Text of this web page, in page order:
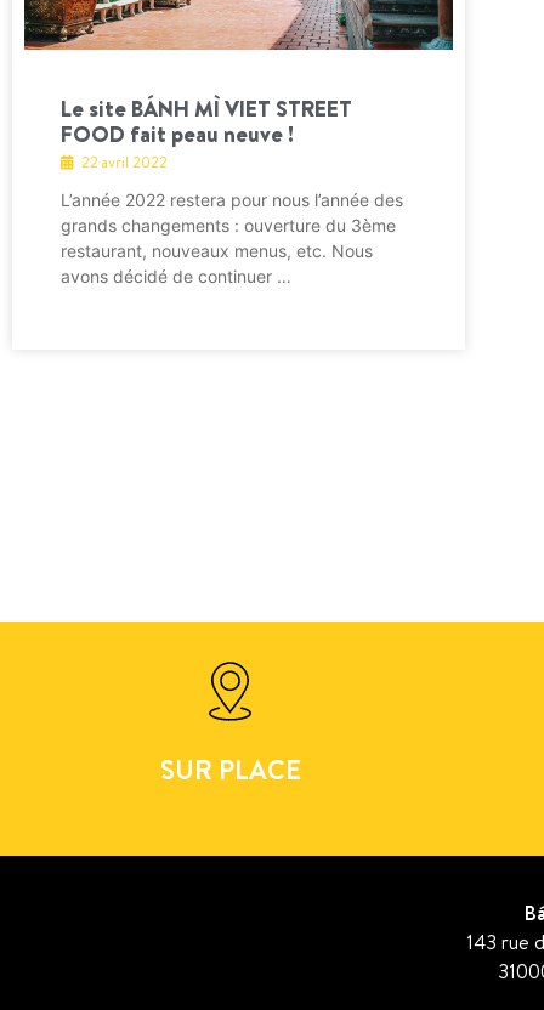
Le site BÁNH MÌ VIET STREET
FOOD fait peau neuve !
22 avril 2022
L’année 2022 restera pour nous l’année des
grands changements : ouverture du 3ème
restaurant, nouveaux menus, etc. Nous
avons décidé de continuer …
SUR PLACE
143 rue